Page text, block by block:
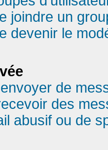
joindre un
devenir le
de
des
abusif ou de